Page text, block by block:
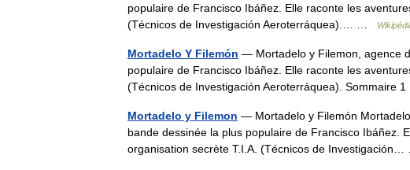
populaire de Francisco Ibáñez. Elle raconte les
(Técnicos de Investigación Aeroterráquea).… …
Mortadelo Y Filemón — Mortadelo y Filemon, agence
populaire de Francisco Ibáñez. Elle raconte les
(Técnicos de Investigación Aeroterráquea). Sommaire
Mortadelo y Filemon — Mortadelo y Filemón
bande dessinée la plus populaire de Francisco Ibáñez.
organisation secrète T.I.A. (Técnicos de